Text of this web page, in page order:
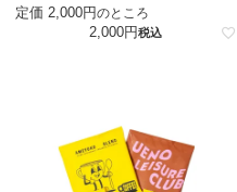
定価 2,000 のところ
2,000 税込